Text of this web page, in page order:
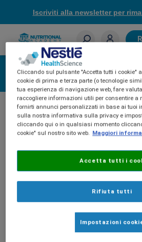
main
content
Iscriviti alla newsletter per
Accedi
Cliccando sul pulsante "Accetta tutti i cookie"
cookie di prima e terza parte (o tecnologie
tua esperienza di navigazione web, fare
raccogliere informazioni utili per consentire a
fornirti annunci personalizzati in base ai tuoi
sulla nostra informativa sulla privacy e
cliccando qui o in qualsiasi momento
cookie" sul nostro sito web.
Maggiori
Rifiuta tutti
Accetta tutti i
Impostazioni